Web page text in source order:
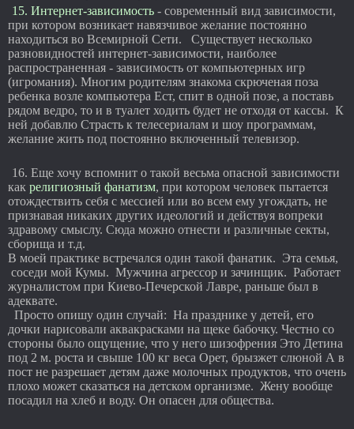
15. Интернет-зависимость - современный вид зависимости,
при котором возникает навязчивое желание постоянно
находиться во Всемирной Сети. Существует несколько
разновидностей интернет-зависимости, наиболее
распространенная - зависимость от компьютерных игр
(игромания). Многим родителям знакома скрюченая поза
ребенка возле компьютера Ест, спит в одной позе, а поставь
рядом ведро, то и в туалет ходить будет не отходя от кассы. К
ней добавлю Страсть к телесериалам и шоу программам,
желание жить под постоянно включенный телевизор.
16. Еще хочу вспомнит о такой весьма опасной зависимости
как религиозный фанатизм, при котором человек пытается
отождествить себя с мессией или во всем ему угождать, не
признавая никаких других идеологий и действуя вопреки
здравому смыслу. Сюда можно отнести и различные секты,
сборища и т.д.
В моей практике встречался один такой фанатик. Эта семья,
соседи мой Кумы. Мужчина агрессор и зачинщик. Работает
журналистом при Киево-Печерской Лавре, раньше был в
адеквате.
Просто опишу один случай: На празднике у детей, его
дочки нарисовали аквакрасками на щеке бабочку. Честно со
стороны было ощущение, что у него шизофрения Это Детина
под 2 м. роста и свыше 100 кг веса Орет, брызжет слюной А в
пост не разрешает детям даже молочных продуктов, что очень
плохо может сказаться на детском организме. Жену вообще
посадил на хлеб и воду. Он опасен для общества.